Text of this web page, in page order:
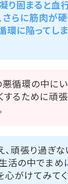
り固まると血
さらに筋肉が硬
環に陥ってし
悪循環の中に
するために頑
、頑張り過ぎな
活の中でまめ
心がけてみてく